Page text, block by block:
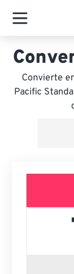
Convierte
Pacific